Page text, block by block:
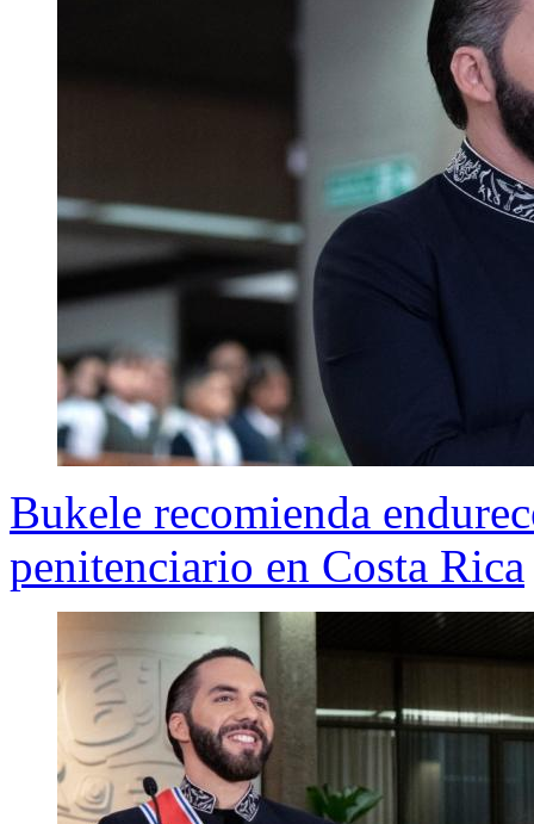
Bukele recomienda
penitenciario en Costa Rica